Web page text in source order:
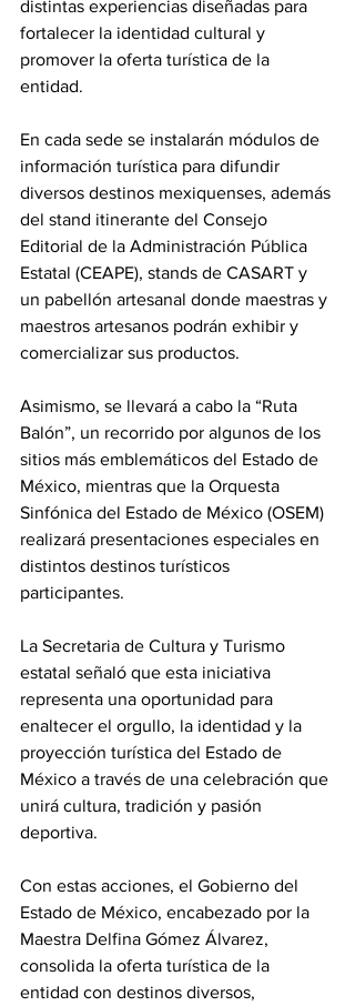
distintas experiencias diseñadas para
fortalecer la identidad cultural y
promover la oferta turística de la
entidad.
En cada sede se instalarán módulos de
información turística para difundir
diversos destinos mexiquenses, además
del stand itinerante del Consejo
Editorial de la Administración Pública
Estatal (CEAPE), stands de CASART y
un pabellón artesanal donde maestras y
maestros artesanos podrán exhibir y
comercializar sus productos.
Asimismo, se llevará a cabo la “Ruta
Balón”, un recorrido por algunos de los
sitios más emblemáticos del Estado de
México, mientras que la Orquesta
Sinfónica del Estado de México (OSEM)
realizará presentaciones especiales en
distintos destinos turísticos
participantes.
La Secretaria de Cultura y Turismo
estatal señaló que esta iniciativa
representa una oportunidad para
enaltecer el orgullo, la identidad y la
proyección turística del Estado de
México a través de una celebración que
unirá cultura, tradición y pasión
deportiva.
Con estas acciones, el Gobierno del
Estado de México, encabezado por la
Maestra Delfina Gómez Álvarez,
consolida la oferta turística de la
entidad con destinos diversos,